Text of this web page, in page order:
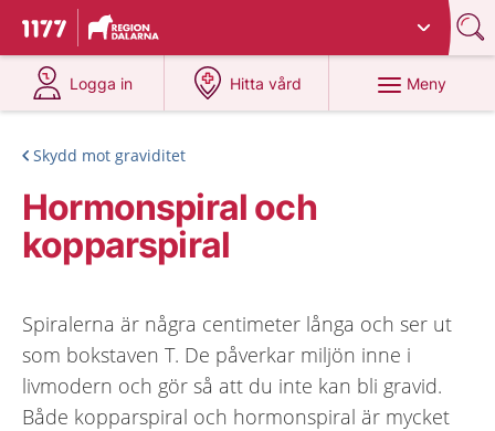
Till startsidan för 1177
Du har valt region
Logga in
på 1177.se
Hitta vård
på 1177.se
Meny
Skydd mot graviditet
Hormonspiral och
kopparspiral
Spiralerna är några centimeter långa och ser ut
som bokstaven T. De påverkar miljön inne i
livmodern och gör så att du inte kan bli gravid.
Både kopparspiral och hormonspiral är mycket